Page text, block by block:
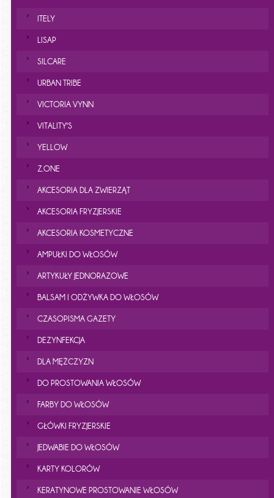
ITELY
LISAP
SILCARE
URBAN TRIBE
VICTORIA VYNN
VITALITY'S
YELLOW
Z.ONE
AKCESORIA DLA ZWIERZĄT
AKCESORIA FRYZJERSKIE
AKCESORIA KOSMETYCZNE
AMPUŁKI DO WŁOSÓW
ARTYKUŁY JEDNORAZOWE
BALSAM I ODŻYWKA DO WŁOSÓW
CZASOPISMA GAZETY
DEZYNFEKCJA
DLA MĘŻCZYZN
DO PROSTOWANIA WŁOSÓW
FARBY DO WŁOSÓW
GŁÓWKI FRYZJERSKIE
JEDWABIE DO WŁOSÓW
KARTY KOLORÓW
KERATYNOWE PROSTOWANIE WŁOSÓW